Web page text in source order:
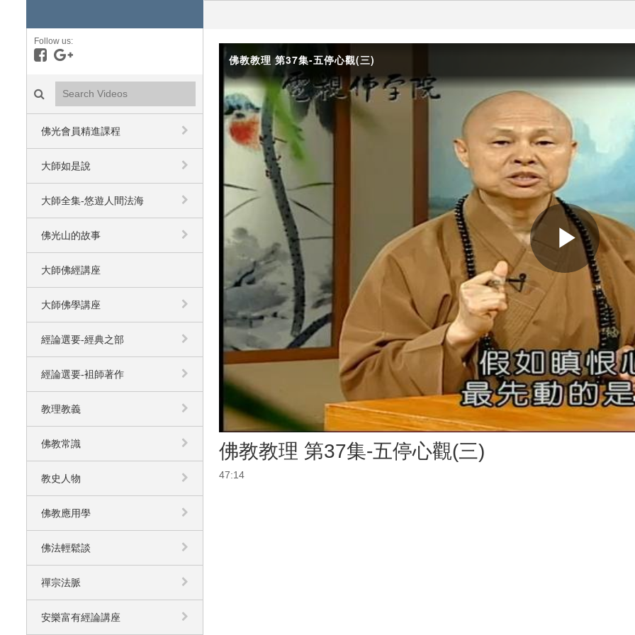
Follow us:
Like on Facebook
Follow on Google+
Search videos icon
佛光會員精進課程
大師如是說
大師全集-悠遊人間法海
佛光山的故事
大師佛經講座
大師佛學講座
經論選要-經典之部
經論選要-袓師著作
教理教義
佛教常識
教史人物
佛教應用學
佛法輕鬆談
禪宗法脈
安樂富有經論講座
佛教教理 第37集-五停心觀(三)
Play
佛教教理 第37集-五停心觀(三)
47:14